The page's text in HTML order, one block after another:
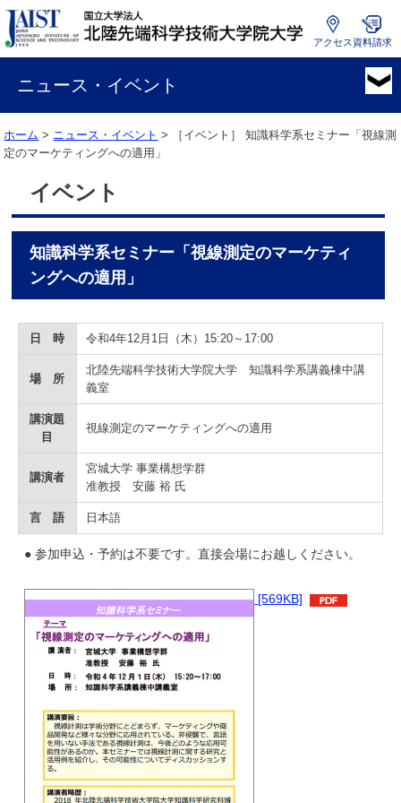
国
学
法
人
先
端
アクセス 資料請求
ニュース・イベント
ホーム > ニュース・イベント > ［イベント］知識科学系セミナー「視線測
定のマーケティングへの適用」
イベント
知識科学系セミナー「視線測定のマーケティ
ングへの適用」
日 時 令和4年12月1日（木）15:20～17:00
場 所
北陸先端科学技術大学院大学 知識科学系講義棟中講
義室
講演題
目
視線測定のマーケティングへの適用
講演者
宮城大学 事業構想学群
准教授 安藤 裕 氏
言 語 日本語
● 参加申込・予約は不要です。直接会場にお越しください。
[569KB]